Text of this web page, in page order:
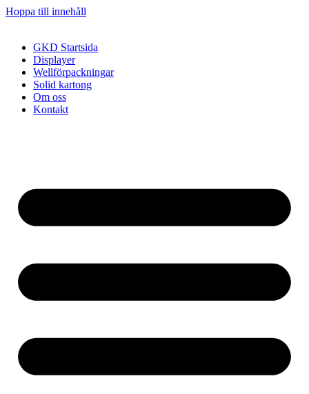
Hoppa till innehåll
GKD Startsida
Displayer
Wellförpackningar
Solid kartong
Om oss
Kontakt